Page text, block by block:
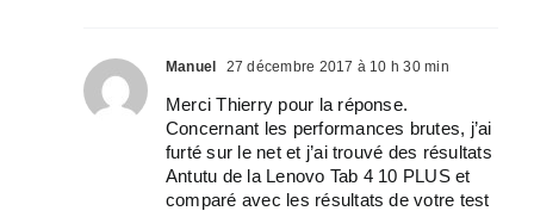
Manuel 27 décembre 2017 à 10 h 30 min
Merci Thierry pour la réponse.
Concernant les performances brutes, j’ai
furté sur le net et j’ai trouvé des résultats
Antutu de la Lenovo Tab 4 10 PLUS et
comparé avec les résultats de votre test